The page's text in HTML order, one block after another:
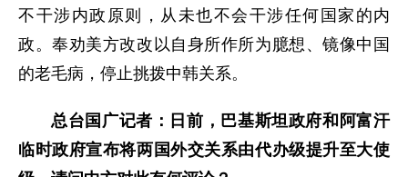
不干涉内政原则，从未也不会干涉任何国家的内
政。奉劝美方改改以自身所作所为臆想、镜像中国
的老毛病，停止挑拨中韩关系。
总台国广记者：日前，巴基斯坦政府和阿富汗
临时政府宣布将两国外交关系由代办级提升至大使